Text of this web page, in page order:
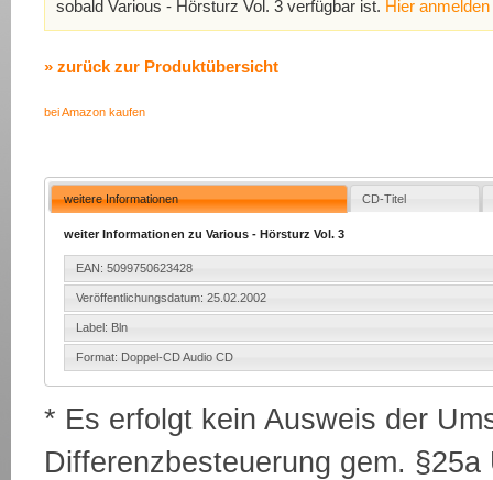
sobald Various - Hörsturz Vol. 3 verfügbar ist. Hier anmelden
» zurück zur Produktübersicht
bei Amazon kaufen
weitere Informationen CD-Titel
weiter Informationen zu Various - Hörsturz Vol. 3
EAN: 5099750623428
Veröffentlichungsdatum: 25.02.2002
Label: Bln
Format: Doppel-CD Audio CD
* Es erfolgt kein Ausweis der
Differenzbesteuerung gem.